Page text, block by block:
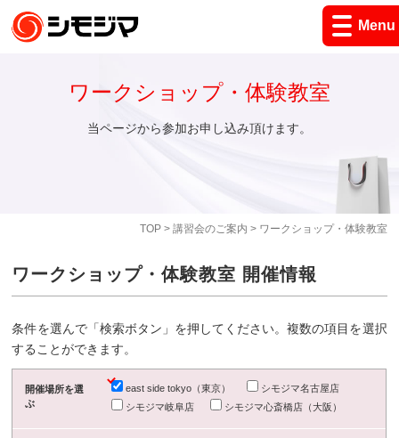
Menu
TOP> 講習会のご案内 > ワークショップ・体験教室
ワークショップ・体験教室
当ページから参加お申し込み頂けます。
ワークショップ・体験教室 開催情報
条件を選んで「検索ボタン」を押してください。複数の項目を選択
することができます。
開催場所を選
ぶ
east side tokyo（東京）
シモジマ名古屋店
シモジマ岐阜店
シモジマ心斎橋店（大阪）